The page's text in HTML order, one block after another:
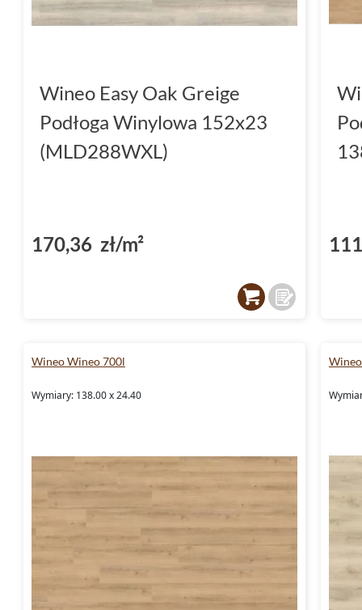
Wineo Easy Oak Greige
Podłoga Winylowa 152x23
(MLD288WXL)
170,36 zł/m²
Wineo Wineo 700l
Wymiary: 138.00 x 24.40